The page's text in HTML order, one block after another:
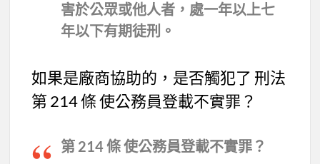
害於公眾或他人者，處一年以上七
年以下有期徒刑。
如果是廠商協助的，是否觸犯了 刑法
第 214 條 使公務員登載不實罪？
第 214 條 使公務員登載不實罪？